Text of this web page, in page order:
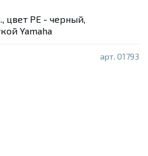
арт. 01793
цвет PE - черный,
Yamaha